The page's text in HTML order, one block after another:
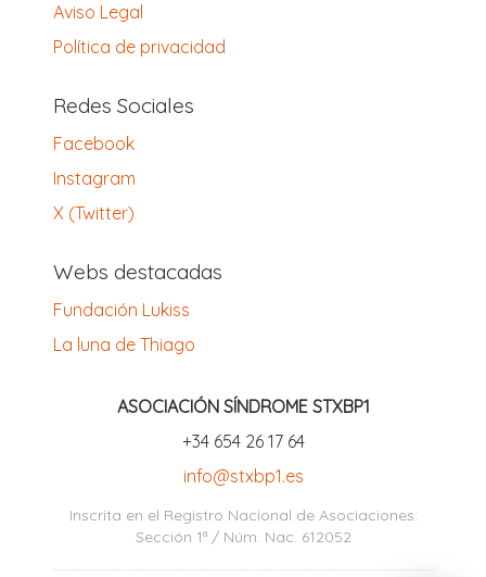
Aviso Legal
Política de privacidad
Redes Sociales
Facebook
Instagram
X (Twitter)
Webs destacadas
Fundación Lukiss
La luna de Thiago
ASOCIACIÓN SÍNDROME STXBP1
‪+34 654 26 17 64‬
info@stxbp1.es
Inscrita en el Registro Nacional de Asociaciones:
Sección 1ª / Núm. Nac. 612052